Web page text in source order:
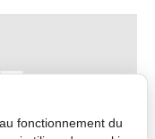
fonctionnement du